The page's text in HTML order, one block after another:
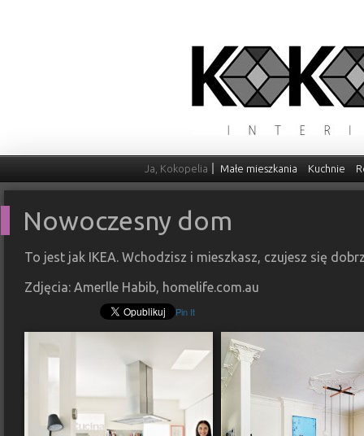
Ja, Kokopelia Małe mieszkania Kuchnie
Nowoczesny dom
To jest jak IKEA. Wchodzisz i mieszkasz, czujesz się
Zdjęcia: Amerlle Habib, homelife.com.au
Pin It